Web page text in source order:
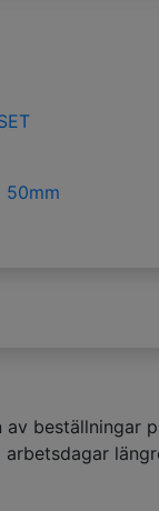
50mm
beställningar
arbetsdagar